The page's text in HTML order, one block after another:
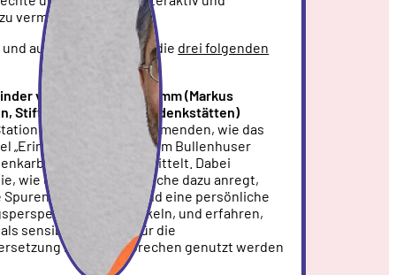
vermitteln.
ausprobiert werden die drei folgenden
vom Bullenhuser Damm (Markus
Stiftung Hamburger Gedenkstätten)
erleben die Teilnehmenden, wie das
„Erinnern. Die Kinder vom Bullenhuser
interaktiv vermittelt. Dabei
wie das Spiel Jugendliche dazu anregt,
zu entdecken und eine persönliche
zu entwickeln, und erfahren,
sensibles Medium für die
mit NS-Verbrechen genutzt werden